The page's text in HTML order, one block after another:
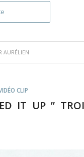
AURÉLIEN
CLIP
IT UP ”